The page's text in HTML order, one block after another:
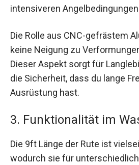
intensiveren
Die Rolle aus CNC-gefrästem
keine Neigung zu
Dieser Aspekt sorgt für
die Sicherheit, dass du lange
Ausrüstung hast.
3. Funktionalität im
Die 9ft Länge der Rute ist
wodurch sie für